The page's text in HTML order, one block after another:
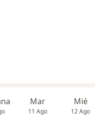
Mar
11 Ago
Mié
12 Ago